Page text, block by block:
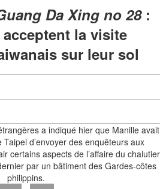
Da Xing no 28:
la visite
sur leur sol